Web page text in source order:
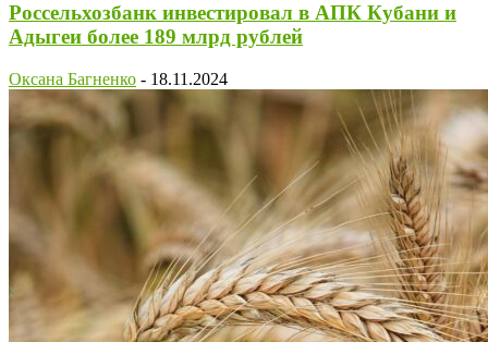
Россельхозбанк инвестировал в АПК Кубани и
Адыгеи более 189 млрд рублей
Оксана Багненко - 18.11.2024